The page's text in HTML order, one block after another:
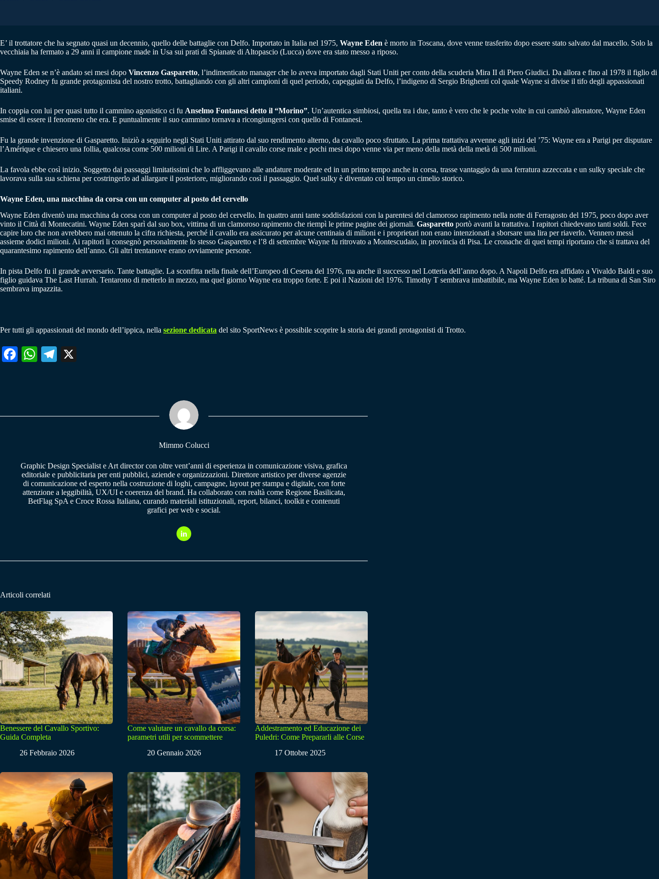
E’ il trottatore che ha segnato quasi un decennio, quello delle battaglie con Delfo. Importato in Italia nel 1975, Wayne Eden è morto in Toscana, dove venne trasferito dopo essere stato salvato dal macello. Solo la
vecchiaia ha fermato a 29 anni il campione made in Usa sui prati di Spianate di Altopascio (Lucca) dove era stato messo a riposo.
Wayne Eden se n’è andato sei mesi dopo Vincenzo Gasparetto, l’indimenticato manager che lo aveva importato dagli Stati Uniti per conto della scuderia Mira II di Piero Giudici. Da allora e fino al 1978 il figlio di
Speedy Rodney fu grande protagonista del nostro trotto, battagliando con gli altri campioni di quel periodo, capeggiati da Delfo, l’indigeno di Sergio Brighenti col quale Wayne si divise il tifo degli appassionati
italiani.
In coppia con lui per quasi tutto il cammino agonistico ci fu Anselmo Fontanesi detto il “Morino”. Un’autentica simbiosi, quella tra i due, tanto è vero che le poche volte in cui cambiò allenatore, Wayne Eden
smise di essere il fenomeno che era. E puntualmente il suo cammino tornava a ricongiungersi con quello di Fontanesi.
Fu la grande invenzione di Gasparetto. Iniziò a seguirlo negli Stati Uniti attirato dal suo rendimento alterno, da cavallo poco sfruttato. La prima trattativa avvenne agli inizi del ’75: Wayne era a Parigi per disputare
l’Amérique e chiesero una follia, qualcosa come 500 milioni di Lire. A Parigi il cavallo corse male e pochi mesi dopo venne via per meno della metà della metà di 500 milioni.
La favola ebbe così inizio. Soggetto dai passaggi limitatissimi che lo affliggevano alle andature moderate ed in un primo tempo anche in corsa, trasse vantaggio da una ferratura azzeccata e un sulky speciale che
lavorava sulla sua schiena per costringerlo ad allargare il posteriore, migliorando così il passaggio. Quel sulky è diventato col tempo un cimelio storico.
Wayne Eden, una macchina da corsa con un computer al posto del cervello
Wayne Eden diventò una macchina da corsa con un computer al posto del cervello. In quattro anni tante soddisfazioni con la parentesi del clamoroso rapimento nella notte di Ferragosto del 1975, poco dopo aver
vinto il Città di Montecatini. Wayne Eden sparì dal suo box, vittima di un clamoroso rapimento che riempì le prime pagine dei giornali. Gasparetto portò avanti la trattativa. I rapitori chiedevano tanti soldi. Fece
capire loro che non avrebbero mai ottenuto la cifra richiesta, perché il cavallo era assicurato per alcune centinaia di milioni e i proprietari non erano intenzionati a sborsare una lira per riaverlo. Vennero messi
assieme dodici milioni. Ai rapitori li consegnò personalmente lo stesso Gasparetto e l’8 di settembre Wayne fu ritrovato a Montescudaio, in provincia di Pisa. Le cronache di quei tempi riportano che si trattava del
quarantesimo rapimento dell’anno. Gli altri trentanove erano ovviamente persone.
In pista Delfo fu il grande avversario. Tante battaglie. La sconfitta nella finale dell’Europeo di Cesena del 1976, ma anche il successo nel Lotteria dell’anno dopo. A Napoli Delfo era affidato a Vivaldo Baldi e suo
figlio guidava The Last Hurrah. Tentarono di metterlo in mezzo, ma quel giorno Wayne era troppo forte. E poi il Nazioni del 1976. Timothy T sembrava imbattibile, ma Wayne Eden lo batté. La tribuna di San Siro
sembrava impazzita.
Per tutti gli appassionati del mondo dell’ippica, nella sezione dedicata del sito SportNews è possibile scoprire la storia dei grandi protagonisti di Trotto.
Fa W
pp
Te
m
Mimmo Colucci
Graphic Design Specialist e Art director con oltre vent’anni di esperienza in comunicazione visiva, grafica
editoriale e pubblicitaria per enti pubblici, aziende e organizzazioni. Direttore artistico per diverse agenzie
di comunicazione ed esperto nella costruzione di loghi, campagne, layout per stampa e digitale, con forte
attenzione a leggibilità, UX/UI e coerenza del brand. Ha collaborato con realtà come Regione Basilicata,
BetFlag SpA e Croce Rossa Italiana, curando materiali istituzionali, report, bilanci, toolkit e contenuti
grafici per web e social.
Articoli correlati
Benessere del Cavallo Sportivo:
Guida Completa
26 Febbraio 2026
Come valutare un cavallo da corsa:
parametri utili per scommettere
20 Gennaio 2026
Addestramento ed Educazione dei
Puledri: Come Prepararli alle Corse
17 Ottobre 2025